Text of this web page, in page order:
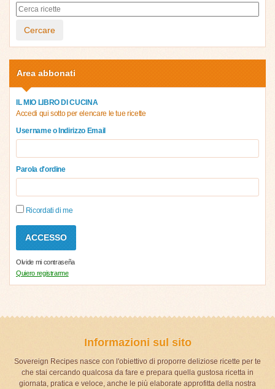
Cercare
Area abbonati
IL MIO LIBRO DI CUCINA
Accedi qui sotto per elencare le tue ricette
Username o Indirizzo Email
Parola d'ordine
Ricordati di me
Olvide mi contraseña
Quiero registrarme
Informazioni sul sito
Sovereign Recipes nasce con l'obiettivo di proporre deliziose ricette per te
che stai cercando qualcosa da fare e prepara quella gustosa ricetta in
giornata, pratica e veloce, anche le più elaborate approfitta della nostra